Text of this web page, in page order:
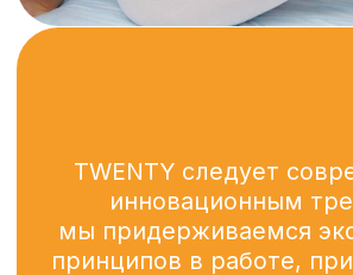
Если тебе нужна помощь
в совершенствовании тела, мы дадим
питьевому режиму, уходу за кожей
и физической активности.